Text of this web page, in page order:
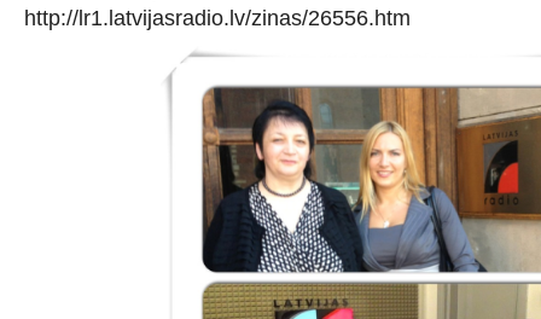
http://lr1.latvijasradio.lv/zinas/26556.htm